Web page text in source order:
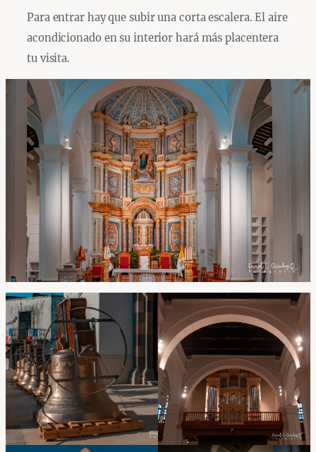
Para entrar hay que subir una corta escalera. El aire
acondicionado en su interior hará más placentera
tu visita.